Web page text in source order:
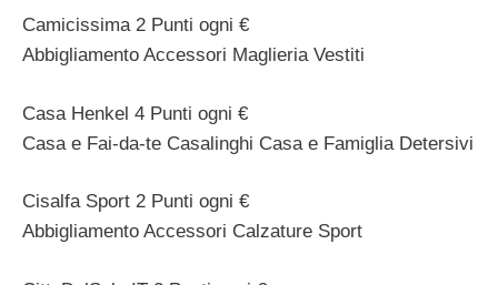
Camicissima 2 Punti ogni €
Abbigliamento Accessori Maglieria Vestiti
Casa Henkel 4 Punti ogni €
Casa e Fai-da-te Casalinghi Casa e Famiglia Detersivi
Cisalfa Sport 2 Punti ogni €
Abbigliamento Accessori Calzature Sport